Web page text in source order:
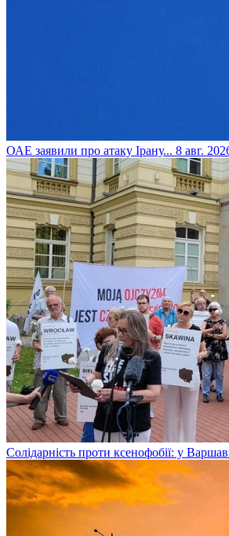
​ОАЕ заявили про атаку Ірану... 8 авг.
​Солідарність проти ксенофобії: у